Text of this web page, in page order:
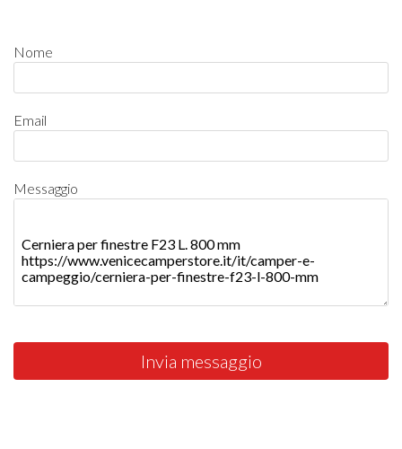
Nome
Email
Messaggio
Invia messaggio